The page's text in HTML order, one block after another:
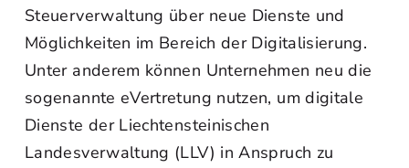
Steuerverwaltung über neue Dienste und
Möglichkeiten im Bereich der Digitalisierung.
Unter anderem können Unternehmen neu die
sogenannte eVertretung nutzen, um digitale
Dienste der Liechtensteinischen
Landesverwaltung (LLV) in Anspruch zu